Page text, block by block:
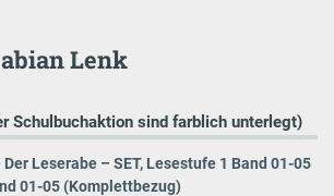
Lenk
Schulbuchaktion sind farblich unterlegt)
Leserabe – SET, Lesestufe 1 Band 01-05
01-05 (Komplettbezug)